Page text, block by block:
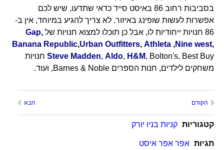
בסביבות רחוב 86 באיסט סייד כדאי שתדעו, שיש לכם
אפשרות לעשות שופינג באיזור. לא צריך להגיע במיוחד, אין ב-
86 חנויות ייחודיות לו, אבל כן תוכלו למצוא חנויות של
Gap,
Banana Republic,Urban Outfitters, Athleta ,Nine west,
Steve Madden, Aldo, H&M
, Bolton's, Best Buy חנויות
משחקים לילדים, חנות הספרים
, ועוד.
הקודם הבא
קטגוריות קניות בניו יורק
תגיות אפר אפר איסט